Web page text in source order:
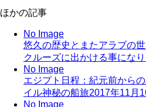
ほかの記事
No Image
悠久の歴史とまたアラブの
クルーズに出かける事になり
No Image
エジプト日程：紀元前から
イル神秘の船旅2017年11月
No Image